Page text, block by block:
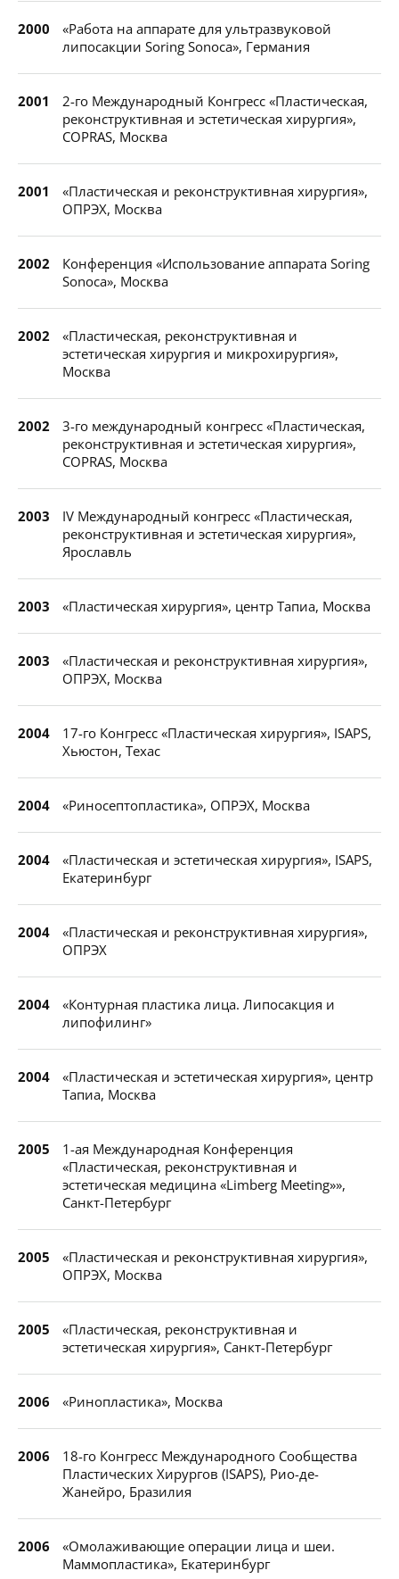
2000
«Работа на аппарате для ультразвуковой
липосакции Soring Sonoca», Германия
2001
2-го Международный Конгресс «Пластическая,
реконструктивная и эстетическая хирургия»,
COPRAS, Москва
2001
«Пластическая и реконструктивная хирургия»,
ОПРЭХ, Москва
2002
Конференция «Использование аппарата Soring
Sonoca», Москва
2002
«Пластическая, реконструктивная и
эстетическая хирургия и микрохирургия»,
Москва
2002
3-го международный конгресс «Пластическая,
реконструктивная и эстетическая хирургия»,
COPRAS, Москва
2003
IV Международный конгресс «Пластическая,
реконструктивная и эстетическая хирургия»,
Ярославль
2003 «Пластическая хирургия», центр Тапиа, Москва
2003
«Пластическая и реконструктивная хирургия»,
ОПРЭХ, Москва
2004
17-го Конгресс «Пластическая хирургия», ISAPS,
Хьюстон, Техас
2004 «Риносептопластика», ОПРЭХ, Москва
2004
«Пластическая и эстетическая хирургия», ISAPS,
Екатеринбург
2004
«Пластическая и реконструктивная хирургия»,
ОПРЭХ
2004
«Контурная пластика лица. Липосакция и
липофилинг»
2004
«Пластическая и эстетическая хирургия», центр
Тапиа, Москва
2005
1-ая Международная Конференция
«Пластическая, реконструктивная и
эстетическая медицина «Limberg Meeting»»,
Санкт-Петербург
2005
«Пластическая и реконструктивная хирургия»,
ОПРЭХ, Москва
2005
«Пластическая, реконструктивная и
эстетическая хирургия», Санкт-Петербург
2006 «Ринопластика», Москва
2006
18-го Конгресс Международного Сообщества
Пластических Хирургов (ISAPS), Рио-де-
Жанейро, Бразилия
2006
«Омолаживающие операции лица и шеи.
Маммопластика», Екатеринбург